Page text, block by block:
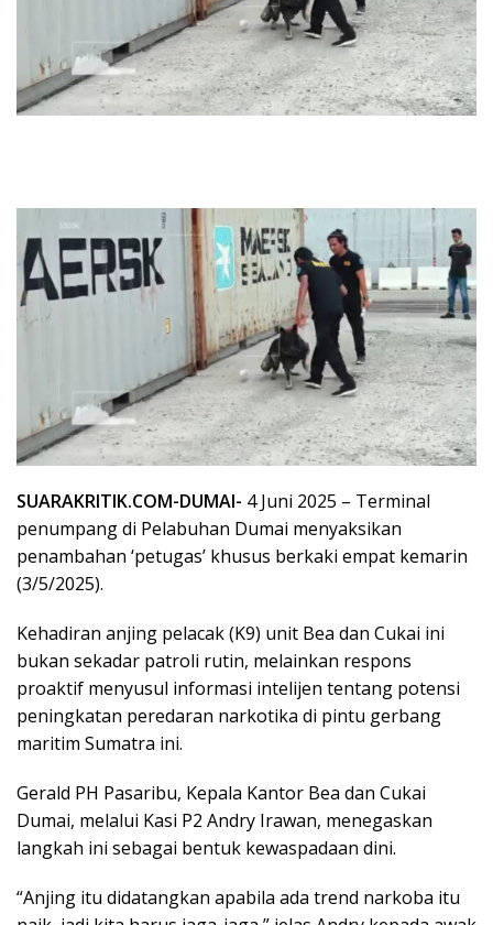
SUARAKRITIK.COM-DUMAI- 4 Juni 2025 – Terminal
penumpang di Pelabuhan Dumai menyaksikan
penambahan ‘petugas’ khusus berkaki empat kemarin
(3/5/2025).
Kehadiran anjing pelacak (K9) unit Bea dan Cukai ini
bukan sekadar patroli rutin, melainkan respons
proaktif menyusul informasi intelijen tentang potensi
peningkatan peredaran narkotika di pintu gerbang
maritim Sumatra ini.
Gerald PH Pasaribu, Kepala Kantor Bea dan Cukai
Dumai, melalui Kasi P2 Andry Irawan, menegaskan
langkah ini sebagai bentuk kewaspadaan dini.
“Anjing itu didatangkan apabila ada trend narkoba itu